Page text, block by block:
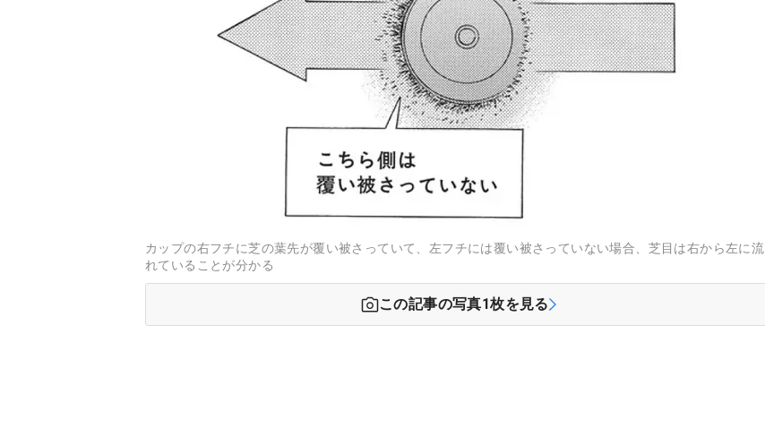
カップの右フチに芝の葉先が覆い被さっていて、左フチには覆い被さっていない場合、芝目は右から左に流
れていることが分かる
この記事の写真1枚を見る